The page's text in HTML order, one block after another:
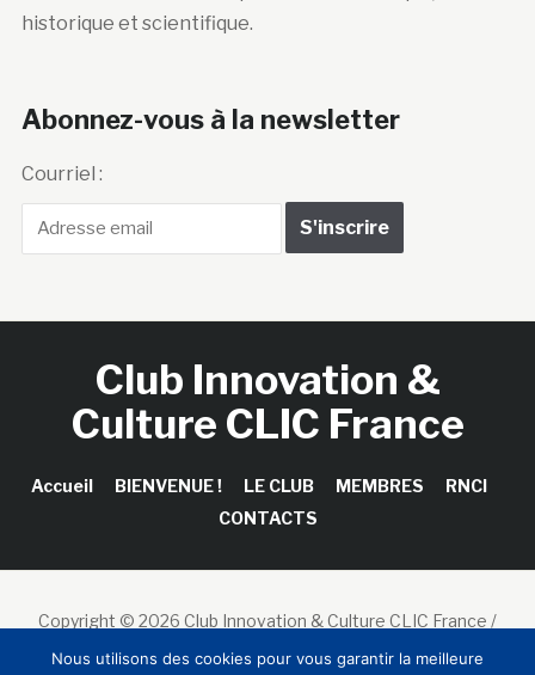
historique et scientifique.
Abonnez-vous à la newsletter
Courriel :
Club Innovation &
Culture CLIC France
Accueil BIENVENUE ! LE CLUB MEMBRES
RNCI
CONTACTS
Copyright © 2026 Club Innovation & Culture CLIC France /
Sinapses Conseils
Nous utilisons des cookies pour vous garantir la meilleure